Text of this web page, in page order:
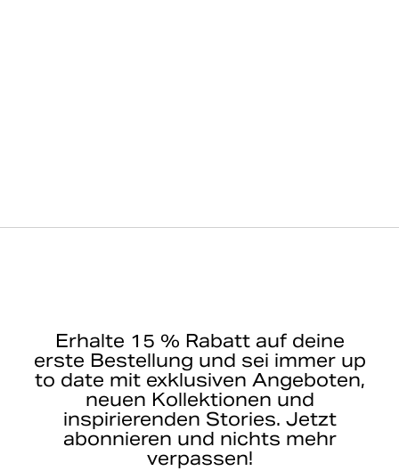
Erhalte 15 % Rabatt auf deine
erste Bestellung und sei immer up
to date mit exklusiven Angeboten,
neuen Kollektionen und
inspirierenden Stories. Jetzt
abonnieren und nichts mehr
verpassen!